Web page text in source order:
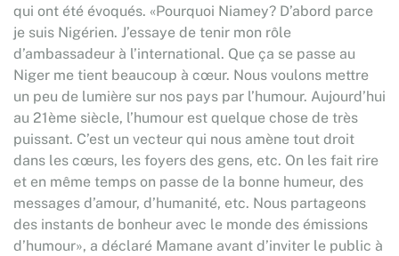
qui ont été évoqués. «Pourquoi Niamey? D’abord parce
je suis Nigérien. J’essaye de tenir mon rôle
d’ambassadeur à l’international. Que ça se passe au
Niger me tient beaucoup à cœur. Nous voulons mettre
un peu de lumière sur nos pays par l’humour. Aujourd’hui
au 21ème siècle, l’humour est quelque chose de très
puissant. C’est un vecteur qui nous amène tout droit
dans les cœurs, les foyers des gens, etc. On les fait rire
et en même temps on passe de la bonne humeur, des
messages d’amour, d’humanité, etc. Nous partageons
des instants de bonheur avec le monde des émissions
d’humour», a déclaré Mamane avant d’inviter le public à